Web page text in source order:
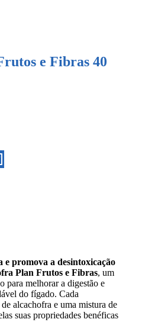
e Fibras 40
e promova a desintoxicação
Plan Frutos e Fibras, um
para melhorar a digestão e
do fígado. Cada
alcachofra e uma mistura de
suas propriedades benéficas